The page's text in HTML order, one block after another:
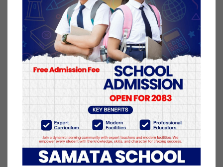
महाशाखाका अनुसार आज राति बागमती, गण्डकी, लुम्बिनी,
कर्णाली र सुदूरपश्चिम प्रदेशमा साधारणतया बदली रही बाँकी
भागमा आंशिकदेखि साधारणतया बदली रहनेछ। बागमती,
गण्डकी, लुम्बिनी, कर्णाली र सुदूरपश्चिम प्रदेशका धेरै स्थान
तथा अन्य प्रदेशका केही स्थानमा मेघगर्जन र चट्याङसहित
हल्कादेखि मध्यम वर्षाको सम्भावना छ। गण्डकी, कर्णाली र
सुदूरपश्चिम प्रदेशका केही स्थान तथा कोशी, बागमती र
लुम्बिनी प्रदेशका एकदुई स्थानमा भारीदेखि धेरै भारी वर्षाको
सम्भावना छ। देशको उच्चपहाडी तथा हिमाली भूभागका केही
स्थानमा हल्कादेखि मध्यम वर्षा र हिमपातको सम्भावना छ।